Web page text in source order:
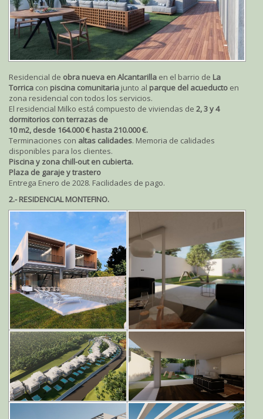
Residencial de obra nueva en Alcantarilla en el barrio de La
Torrica con piscina comunitaria junto al parque del acueducto en
zona residencial con todos los servicios.
El residencial Milko está compuesto de viviendas de 2, 3 y 4
dormitorios con terrazas de
10 m2, desde 164.000 € hasta 210.000 €.
Terminaciones con altas calidades. Memoria de calidades
disponibles para los clientes.
Piscina y zona chill-out en cubierta.
Plaza de garaje y trastero
Entrega Enero de 2028. Facilidades de pago.
2.- RESIDENCIAL MONTEFINO.